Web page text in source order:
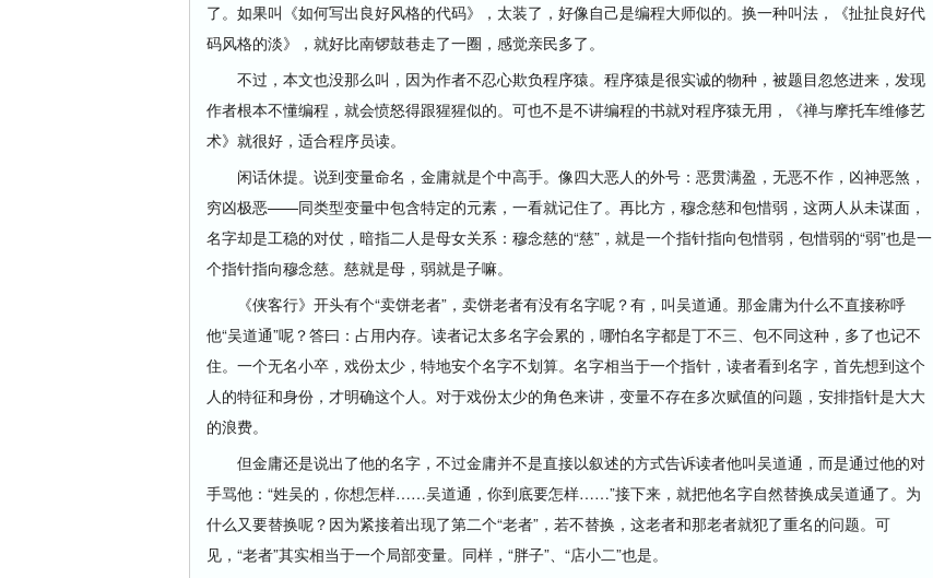
了。如果叫《如何写出良好风格的代码》，太装了，好像自己是编程大师似的。换一种叫法，《扯扯良好代
码风格的淡》，就好比南锣鼓巷走了一圈，感觉亲民多了。
不过，本文也没那么叫，因为作者不忍心欺负程序猿。程序猿是很实诚的物种，被题目忽悠进来，发现
作者根本不懂编程，就会愤怒得跟猩猩似的。可也不是不讲编程的书就对程序猿无用，《禅与摩托车维修艺
术》就很好，适合程序员读。
闲话休提。说到变量命名，金庸就是个中高手。像四大恶人的外号：恶贯满盈，无恶不作，凶神恶煞，
穷凶极恶——同类型变量中包含特定的元素，一看就记住了。再比方，穆念慈和包惜弱，这两人从未谋面，
名字却是工稳的对仗，暗指二人是母女关系：穆念慈的“慈”，就是一个指针指向包惜弱，包惜弱的“弱”也是一
个指针指向穆念慈。慈就是母，弱就是子嘛。
《侠客行》开头有个“卖饼老者”，卖饼老者有没有名字呢？有，叫吴道通。那金庸为什么不直接称呼
他“吴道通”呢？答曰：占用内存。读者记太多名字会累的，哪怕名字都是丁不三、包不同这种，多了也记不
住。一个无名小卒，戏份太少，特地安个名字不划算。名字相当于一个指针，读者看到名字，首先想到这个
人的特征和身份，才明确这个人。对于戏份太少的角色来讲，变量不存在多次赋值的问题，安排指针是大大
的浪费。
但金庸还是说出了他的名字，不过金庸并不是直接以叙述的方式告诉读者他叫吴道通，而是通过他的对
手骂他：“姓吴的，你想怎样……吴道通，你到底要怎样……”接下来，就把他名字自然替换成吴道通了。为
什么又要替换呢？因为紧接着出现了第二个“老者”，若不替换，这老者和那老者就犯了重名的问题。可
见，“老者”其实相当于一个局部变量。同样，“胖子”、“店小二”也是。